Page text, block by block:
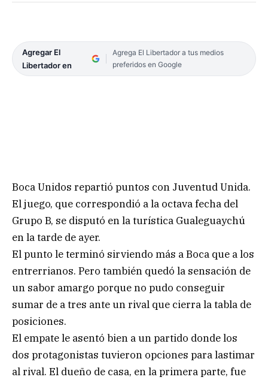
Agregar El
Libertador en
Agrega El Libertador a tus medios
preferidos en Google
Boca Unidos repartió puntos con Juventud Unida.
El juego, que correspondió a la octava fecha del
Grupo B, se disputó en la turística Gualeguaychú
en la tarde de ayer.
El punto le terminó sirviendo más a Boca que a los
entrerrianos. Pero también quedó la sensación de
un sabor amargo porque no pudo conseguir
sumar de a tres ante un rival que cierra la tabla de
posiciones.
El empate le asentó bien a un partido donde los
dos protagonistas tuvieron opciones para lastimar
al rival. El dueño de casa, en la primera parte, fue